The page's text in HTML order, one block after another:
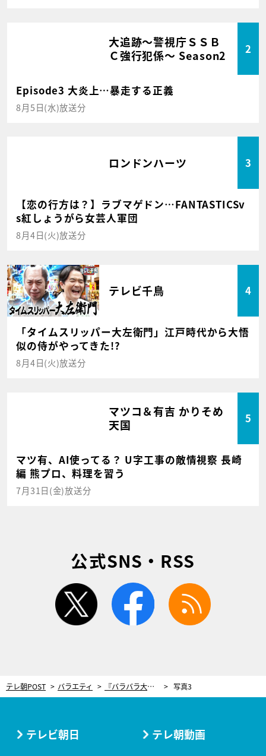
大追跡～警視庁ＳＳＢ
Ｃ強行犯係～ Season2
2
Episode3 大炎上…暴走する正義
8月5日(水)放送分
ロンドンハーツ 3
【恋の行方は？】ラブマゲドン…FANTASTICSv
s紅しょうがら女芸人軍団
8月4日(火)放送分
テレビ千鳥 4
「タイムスリッパー大左衛門」江戸時代から大悟
似の侍がやってきた!?
8月4日(火)放送分
マツコ＆有吉 かりそめ
天国
5
マツ有、AI使ってる？ U字工事の敵情視察 長崎
編 熊プロ、料理を習う
7月31日(金)放送分
公式SNS・RSS
twitter facebook
テレ朝POST バラエティ 『バラバラ大作戦』初のオーディションドキュメンタリー誕生！ナレーションはキンタロー。「美声でお届けしたい」 写真3
テレビ朝日 テレ朝動画